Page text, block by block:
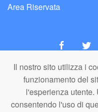
Il nostro sito utilizza i
funzionamento del
l'esperienza
consentendo l'uso di
Area Riservata
italiaNATURISTA
Editore e Redazione
A.N.ITA. Associazione
C.F. 80203710159